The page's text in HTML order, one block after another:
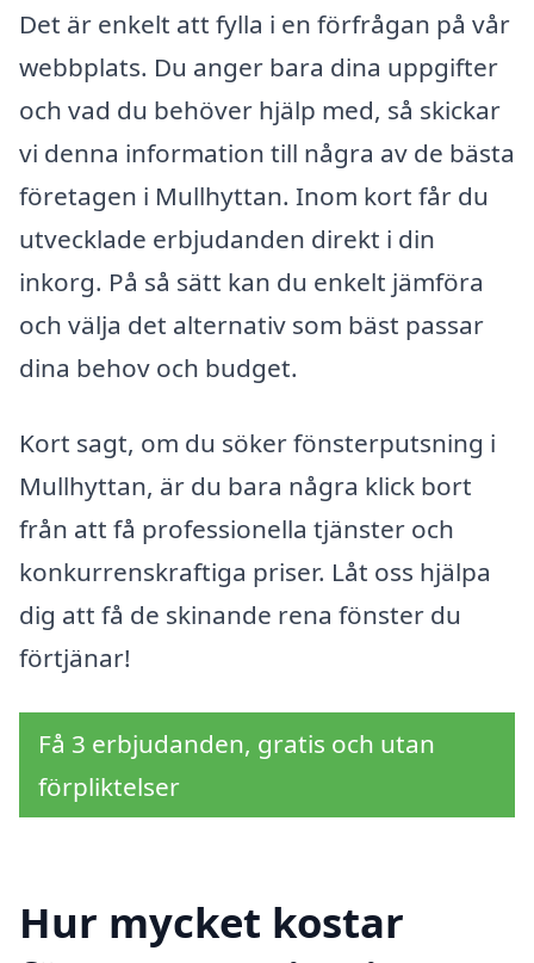
Det är enkelt att fylla i en förfrågan på vår
webbplats. Du anger bara dina uppgifter
och vad du behöver hjälp med, så skickar
vi denna information till några av de bästa
företagen i Mullhyttan. Inom kort får du
utvecklade erbjudanden direkt i din
inkorg. På så sätt kan du enkelt jämföra
och välja det alternativ som bäst passar
dina behov och budget.
Kort sagt, om du söker fönsterputsning i
Mullhyttan, är du bara några klick bort
från att få professionella tjänster och
konkurrenskraftiga priser. Låt oss hjälpa
dig att få de skinande rena fönster du
förtjänar!
Få 3 erbjudanden, gratis och utan
förpliktelser
Hur mycket kostar